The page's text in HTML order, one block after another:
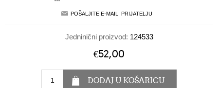
Jedninični proizvod: 124533
€52,00